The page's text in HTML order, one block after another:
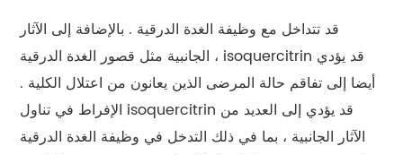
قد تتداخل مع وظيفة الغدة الدرقية . بالإضافة إلى الآثار
الجانبية مثل قصور الغدة الدرقية ، isoquercitrin قد يؤدي
أيضا إلى تفاقم حالة المرضى الذين يعانون من اعتلال الكلية .
الإفراط في تناول isoquercitrin قد يؤدي إلى العديد من
الآثار الجانبية ، بما في ذلك التدخل في وظيفة الغدة الدرقية